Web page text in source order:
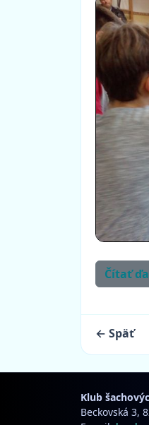
Čítať
← Späť
Klub
Beckovská 3,